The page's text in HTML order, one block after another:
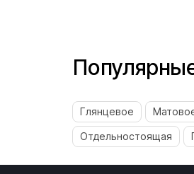
Глянцевое
Отдельностоящая